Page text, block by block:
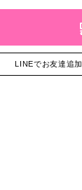
LINEでお友達追加